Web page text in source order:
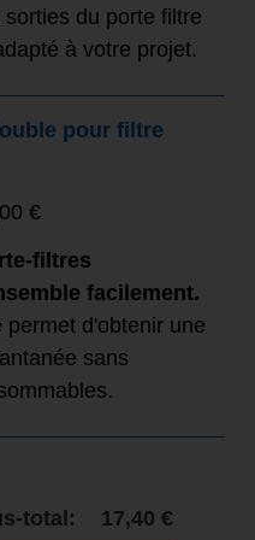
du porte filtre
à votre projet.
pour filtre
€
filtres
facilement.
permet d'obtenir une
sans
total: 17,40 €